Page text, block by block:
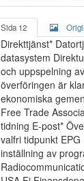
Sida 12
Direkttjänst*
datasystem
och uppspelning
överföringen är
ekonomiska
Free Trade
tidning E-post*
valfri tidpunkt
inställning av